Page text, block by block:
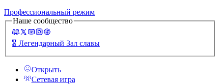
Профессиональный режим
Наше сообщество
🎖️ Легендарный Зал славы
Открыть
Сетевая игра